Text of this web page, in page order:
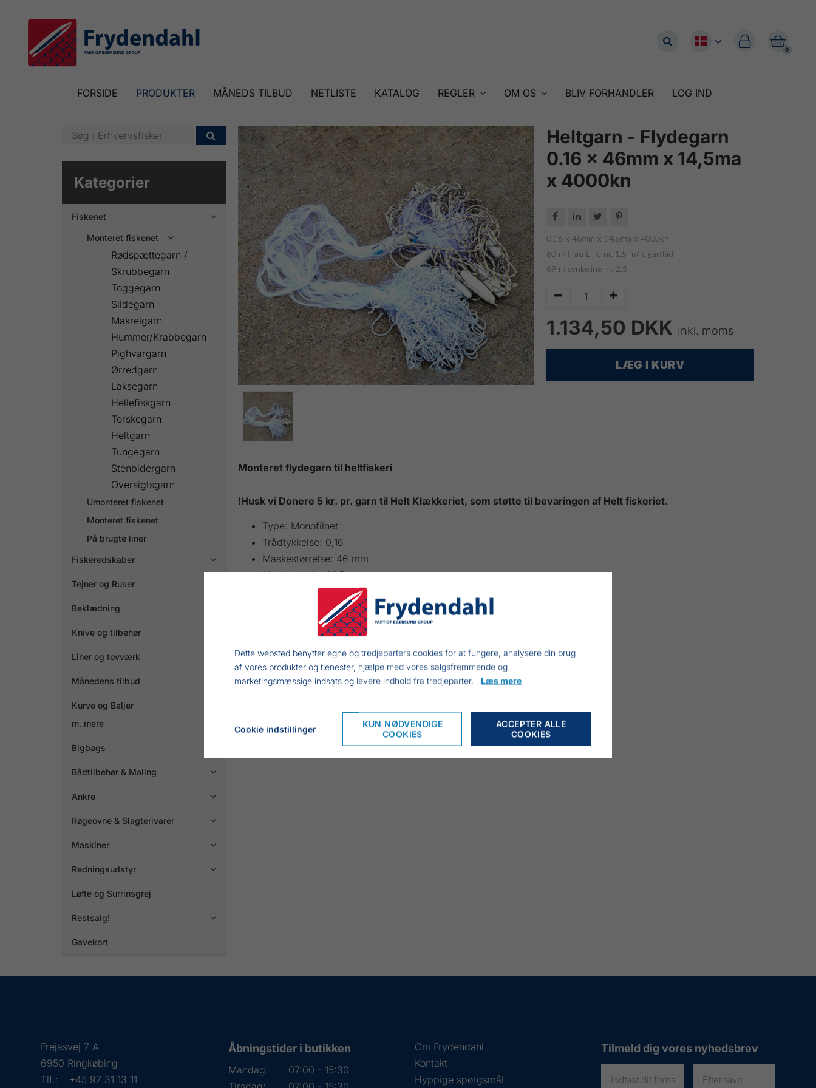

0

FORSIDE PRODUKTER MÅNEDS TILBUD NETLISTE KATALOG REGLER OM OS BLIV FORHANDLER LOG IND

Kategorier
Fiskenet 
Monteret fiskenet 
Rødspættegarn /
Skrubbegarn
Toggegarn
Sildegarn
Makrelgarn
Hummer/Krabbegarn
Pighvargarn
Ørredgarn
Laksegarn
Hellefiskgarn
Torskegarn
Heltgarn
Tungegarn
Stenbidergarn
Oversigtsgarn
Umonteret fiskenet
Monteret fiskenet
På brugte liner
Fiskeredskaber 
Tejner og Ruser
Beklædning
Knive og tilbehør
Liner og tovværk
Månedens tilbud
Kurve og Baljer
m. mere
Bigbags
Bådtilbehør & Maling 
Ankre 
Røgeovne & Slagterivarer 
Maskiner 
Redningsudstyr 
Løfte og Surrinsgrej
Restsalg! 
Gavekort
Heltgarn - Flydegarn
0.16 x 46mm x 14,5ma
x 4000kn
   
0.16 x 46mm x 14,5ma x 4000kn
60 m Hau Line nr. 1,5 m/ cigarflåd
69 m synkeline nr. 2,5
 
1.134,50 DKK Inkl. moms
LÆG I KURV
Monteret flydegarn til heltfiskeri
!Husk vi Donere 5 kr. pr. garn til Helt Klækkeriet, som støtte til bevaringen af Helt fiskeriet.
Type: Monofilnet
Trådtykkelse: 0,16
Maskestørrelse: 46 mm
Maskedybde: 14,5 ma
Knudelængde: 4000 kn
Højde: 1.33 meter
Overtælle: 60 m Hau Line nr. 1,5
Flåd: 21 stk cigarflåd
Undertælle: 69 m synkeline nr. 2,5
Frejasvej 7 A
6950 Ringkøbing
Tlf.:
+45 97 31 13 11
Åbningstider i butikken
Mandag:
07:00 - 15:30
Om Frydendahl
Kontakt
Hyppige spørgsmål
Tilmeld dig vores nyhedsbrev
Dette websted benytter egne og tredjeparters cookies for at fungere, analysere din brug
af vores produkter og tjenester, hjælpe med vores salgsfremmende og
marketingsmæssige indsats og levere indhold fra tredjeparter. Læs mere
Cookie indstillinger
KUN NØDVENDIGE
COOKIES
ACCEPTER ALLE
COOKIES